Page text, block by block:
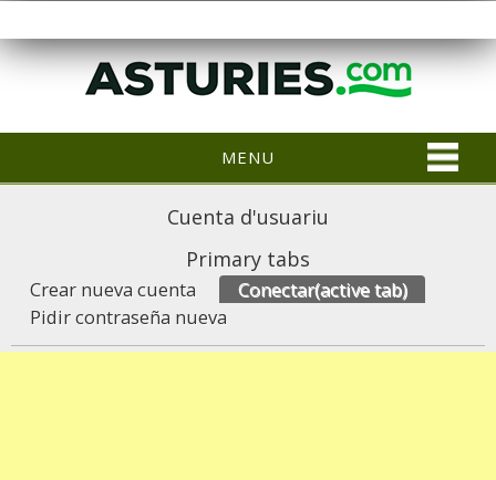
MENU
Cuenta d'usuariu
Primary tabs
Crear nueva cuenta Conectar(active tab)
Pidir contraseña nueva